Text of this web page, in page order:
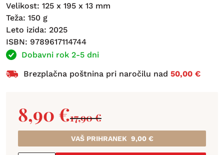
Velikost: 125 x 195 x 13 mm
Teža: 150 g
Leto izida: 2025
ISBN: 9789617114744
Dobavni rok 2-5 dni
Brezplačna poštnina pri naročilu nad 50,00 €
17,90€
8,90 €
VAŠ PRIHRANEK 9,00 €